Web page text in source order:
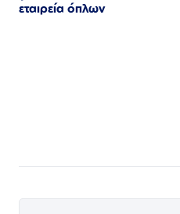
εταιρεία όπλων